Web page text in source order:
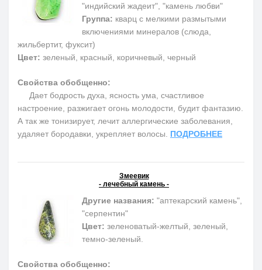
"индийский жадеит", "камень любви"
Группа: кварц с мелкими размытыми
включениями минералов (слюда,
жильбертит, фуксит)
Цвет: зеленый, красный, коричневый, черный
Свойства обобщенно:
Дает бодрость духа, ясность ума, счастливое
настроение, разжигает огонь молодости, будит фантазию.
А так же тонизирует, лечит аллергические заболевания,
удаляет бородавки, укрепляет волосы. ПОДРОБНЕЕ
Змеевик
- лечебный камень -
Другие названия: "аптекарский камень",
"серпентин"
Цвет: зеленоватый-желтый, зеленый,
темно-зеленый.
Свойства обобщенно: